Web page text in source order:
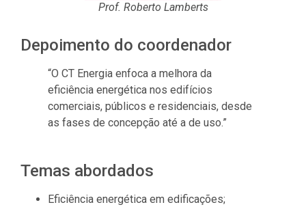
Prof. Roberto Lamberts
Depoimento do coordenador
“O CT Energia enfoca a melhora da
eficiência energética nos edifícios
comerciais, públicos e residenciais, desde
as fases de concepção até a de uso.”
Temas abordados
Eficiência energética em edificações;